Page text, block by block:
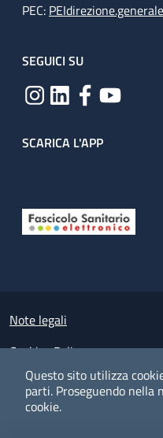
Questo sito utilizza
parti. Proseguendo nella
cookie.
PEC:
SEGUICI SU
SCARICA L'APP
Small prints
Note legali
Cookies Policy
Policy privacy e protezione
Albo pretorio on-line